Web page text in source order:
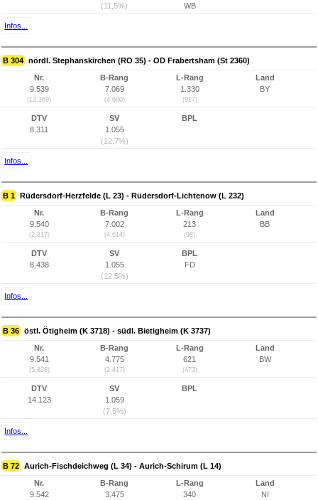
(11,5%)
WB
Infos...
B 304 nördl. Stephanskirchen (RO 35) - OD Frabertsham (St 2360)
Nr.
9.539
(12.369)
B-Rang
7.069
(4.680)
L-Rang
1.330
(917)
Land
BY
DTV
8.311
SV
1.055
(12,7%)
BPL
Infos...
B 1 Rüdersdorf-Herzfelde (L 23) - Rüdersdorf-Lichtenow (L 232)
Nr.
9.540
(2.817)
B-Rang
7.002
(4.614)
L-Rang
213
(98)
Land
BB
DTV
8.438
SV
1.055
(12,5%)
BPL
FD
Infos...
B 36 östl. Ötigheim (K 3718) - südl. Bietigheim (K 3737)
Nr.
9.541
(5.828)
B-Rang
4.775
(2.417)
L-Rang
621
(473)
Land
BW
DTV
14.123
SV
1.059
(7,5%)
BPL
Infos...
B 72 Aurich-Fischdeichweg (L 34) - Aurich-Schirum (L 14)
Nr.
9.542
B-Rang
3.475
L-Rang
340
Land
NI